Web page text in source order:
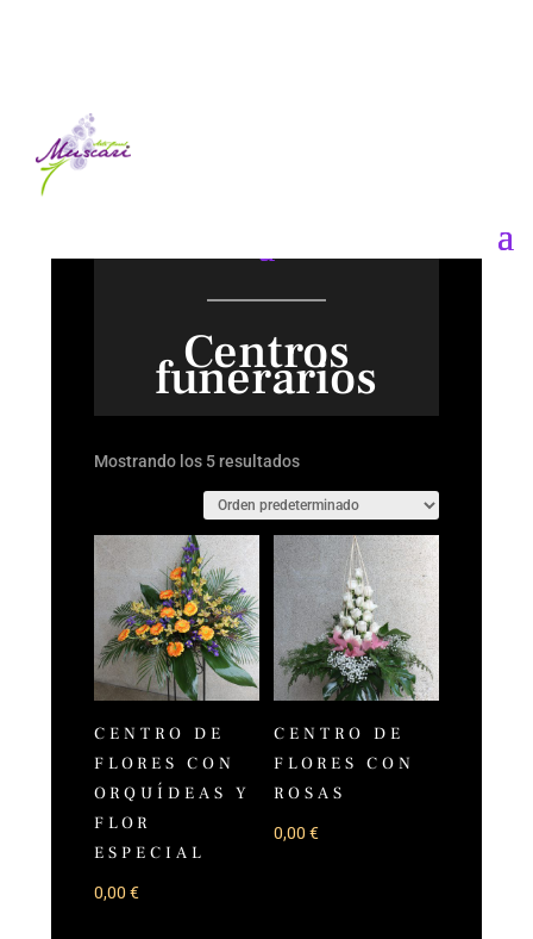
Centros
funerarios
Mostrando los 5 resultados
CENTRO DE
FLORES CON
ORQUÍDEAS Y
FLOR
ESPECIAL
0,00 €
CENTRO DE
FLORES CON
ROSAS
0,00 €